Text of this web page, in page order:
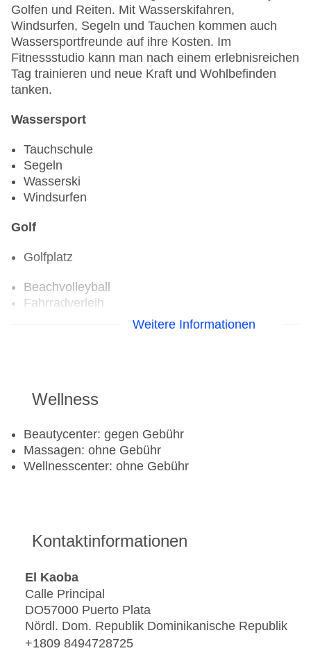
Golfen und Reiten. Mit Wasserskifahren,
Windsurfen, Segeln und Tauchen kommen auch
Wassersportfreunde auf ihre Kosten. Im
Fitnessstudio kann man nach einem erlebnisreichen
Tag trainieren und neue Kraft und Wohlbefinden
tanken.
Wassersport
Tauchschule
Segeln
Wasserski
Windsurfen
Golf
Golfplatz
Beachvolleyball
Fahrradverleih
Weitere Informationen
Wellness
Beautycenter: gegen Gebühr
Massagen: ohne Gebühr
Wellnesscenter: ohne Gebühr
Kontaktinformationen
El Kaoba
Calle Principal
DO57000 Puerto Plata
Nördl. Dom. Republik Dominikanische Republik
+1809 8494728725